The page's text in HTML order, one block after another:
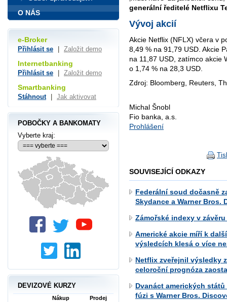
generální ředitelé Netflixu
Vývoj akcií
Akcie Netflix (NFLX) včera v
8,49 % na 91,79 USD. Akcie
na 11,87 USD, zatímco akcie
o 1,74 % na 28,3 USD.
Zdroj: Bloomberg, Reuters,
Michal Šnobl
Fio banka, a.s.
Prohlášení
SOUVISEJÍCÍ ODKAZY
Federální soud dočasně
Skydance a Warner Bros.
Zámořské indexy v
Americké akcie míří k
výsledcích klesá o více
Netflix zveřejnil výsledky
celoroční prognóza
Dvanáct amerických
fúzi s Warner Bros.
O NÁS
e-Broker
Přihlásit se Založit demo
Internetbanking
Přihlásit se Založit demo
Smartbanking
Stáhnout Jak aktivovat
POBOČKY A BANKOMATY
Vyberte kraj:
DEVIZOVÉ KURZY
Nákup
Prodej